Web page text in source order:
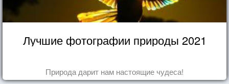
Лучшие фотографии природы 2021
Природа дарит нам настоящие чудеса!